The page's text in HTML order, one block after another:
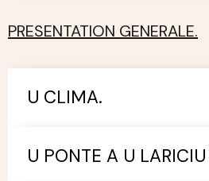
PRESENTATION GENERALE.
U CLIMA.
U PONTE A U